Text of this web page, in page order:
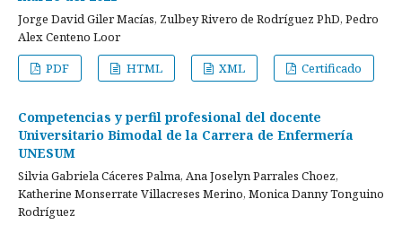
Jorge David Giler Macías, Zulbey Rivero de Rodríguez PhD, Pedro
Alex Centeno Loor
PDF
HTML XML Certificado
Competencias y perfil profesional del docente
Universitario Bimodal de la Carrera de Enfermería
UNESUM
Silvia Gabriela Cáceres Palma, Ana Joselyn Parrales Choez,
Katherine Monserrate Villacreses Merino, Monica Danny Tonguino
Rodríguez